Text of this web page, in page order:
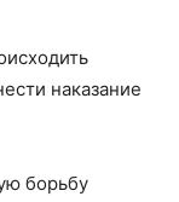
наказание
борьбу